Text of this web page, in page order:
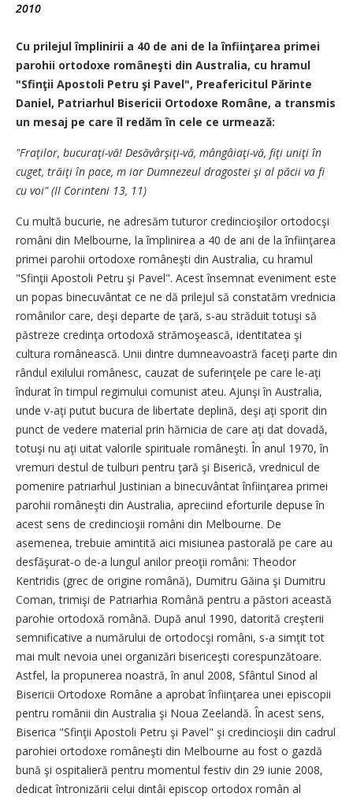
2010
Cu prilejul împlinirii a 40 de ani de la înfiinţarea primei
parohii ortodoxe româneşti din Australia, cu hramul
"Sfinţii Apostoli Petru şi Pavel", Preafericitul Părinte
Daniel, Patriarhul Bisericii Ortodoxe Române, a transmis
un mesaj pe care îl redăm în cele ce urmează:
"Fraţilor, bucuraţi-vă! Desăvârşiţi-vă, mângâiaţi-vă, fiţi uniţi în
cuget, trăiţi în pace, m iar Dumnezeul dragostei şi al păcii va fi
cu voi"(II Corinteni 13, 11)
Cu multă bucurie, ne adresăm tuturor credincioşilor ortodocşi
români din Melbourne, la împlinirea a 40 de ani de la înfiinţarea
primei parohii ortodoxe româneşti din Australia, cu hramul
"Sfinţii Apostoli Petru şi Pavel". Acest însemnat eveniment este
un popas binecuvântat ce ne dă prilejul să constatăm vrednicia
românilor care, deşi departe de ţară, s-au străduit totuşi să
păstreze credinţa ortodoxă strămoşească, identitatea şi
cultura românească. Unii dintre dumneavoastră faceţi parte din
rândul exilului românesc, cauzat de suferinţele pe care le-aţi
îndurat în timpul regimului comunist ateu. Ajunşi în Australia,
unde v-aţi putut bucura de libertate deplină, deşi aţi sporit din
punct de vedere material prin hărnicia de care aţi dat dovadă,
totuşi nu aţi uitat valorile spirituale româneşti. În anul 1970, în
vremuri destul de tulburi pentru ţară şi Biserică, vrednicul de
pomenire patriarhul Justinian a binecuvântat înfiinţarea primei
parohii româneşti din Australia, apreciind eforturile depuse în
acest sens de credincioşii români din Melbourne. De
asemenea, trebuie amintită aici misiunea pastorală pe care au
desfăşurat-o de-a lungul anilor preoţii români: Theodor
Kentridis (grec de origine română), Dumitru Găina şi Dumitru
Coman, trimişi de Patriarhia Română pentru a păstori această
parohie ortodoxă română. După anul 1990, datorită creşterii
semnificative a numărului de ortodocşi români, s-a simţit tot
mai mult nevoia unei organizări bisericeşti corespunzătoare.
Astfel, la propunerea noastră, în anul 2008, Sfântul Sinod al
Bisericii Ortodoxe Române a aprobat înfiinţarea unei episcopii
pentru românii din Australia şi Noua Zeelandă. În acest sens,
Biserica "Sfinţii Apostoli Petru şi Pavel" şi credincioşii din cadrul
parohiei ortodoxe româneşti din Melbourne au fost o gazdă
bună şi ospitalieră pentru momentul festiv din 29 iunie 2008,
dedicat întronizării celui dintâi episcop ortodox român al